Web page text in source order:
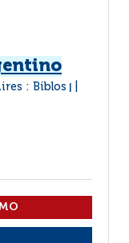
: Biblos